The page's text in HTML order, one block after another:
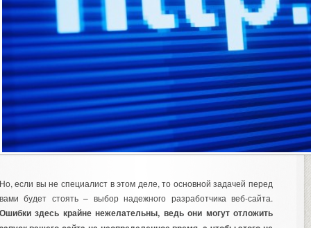
если вы не специалист в этом деле, то основной задачей перед
будет стоять – выбор надежного разработчика веб-сайта.
здесь крайне нежелательны, ведь они могут отложить